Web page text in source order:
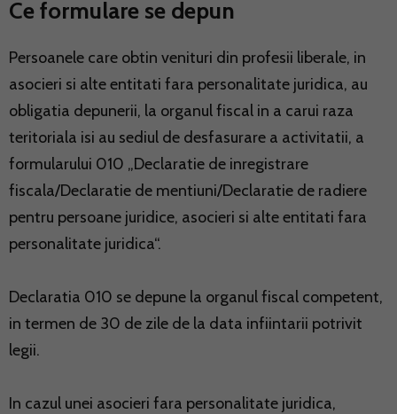
Ce formulare se depun
Persoanele care obtin venituri din profesii liberale, in
asocieri si alte entitati fara personalitate juridica, au
obligatia depunerii, la organul fiscal in a carui raza
teritoriala isi au sediul de desfasurare a activitatii, a
formularului 010 „Declaratie de inregistrare
fiscala/Declaratie de mentiuni/Declaratie de radiere
pentru persoane juridice, asocieri si alte entitati fara
personalitate juridica“.
Declaratia 010 se depune la organul fiscal competent,
in termen de 30 de zile de la data infiintarii potrivit
legii.
In cazul unei asocieri fara personalitate juridica,